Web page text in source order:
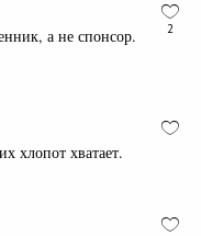
2
а не спонсор.
хлопот хватает.